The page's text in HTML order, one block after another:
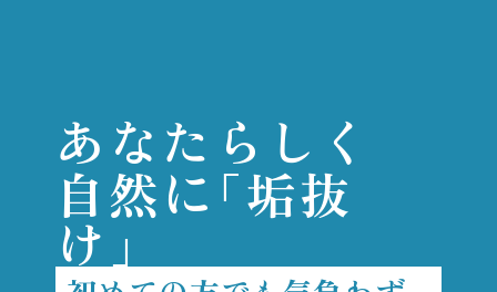
あなたらしく
自然に「垢抜
け」